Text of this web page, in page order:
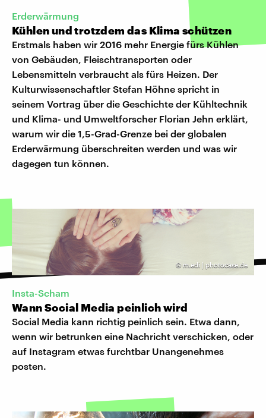
Erderwärmung
Kühlen und trotzdem das Klima schützen
Erstmals haben wir 2016 mehr Energie fürs Kühlen
von Gebäuden, Fleischtransporten oder
Lebensmitteln verbraucht als fürs Heizen. Der
Kulturwissenschaftler Stefan Höhne spricht in
seinem Vortrag über die Geschichte der Kühltechnik
und Klima- und Umweltforscher Florian Jehn erklärt,
warum wir die 1,5-Grad-Grenze bei der globalen
Erderwärmung überschreiten werden und was wir
dagegen tun können.
© m.edi | photocase.de
Insta-Scham
Wann Social Media peinlich wird
Social Media kann richtig peinlich sein. Etwa dann,
wenn wir betrunken eine Nachricht verschicken, oder
auf Instagram etwas furchtbar Unangenehmes
posten.